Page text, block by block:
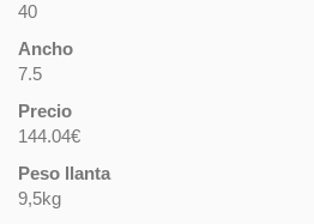
40
Ancho
7.5
Precio
144.04€
Peso llanta
9,5kg